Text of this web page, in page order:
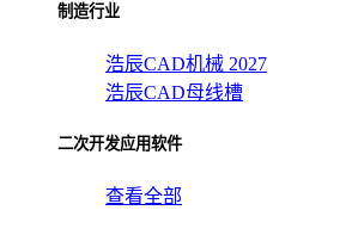
制造行业
浩辰CAD机械 2027
浩辰CAD母线槽
二次开发应用软件
查看全部